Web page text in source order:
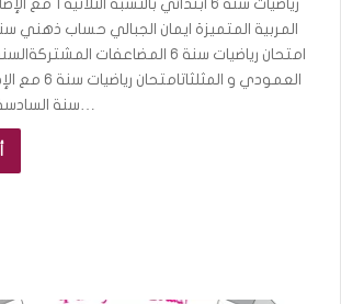
رياضيات سنة 6 ابتدائي
العمودي و